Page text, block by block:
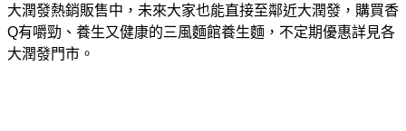
大潤發熱銷販售中，未來大家也能直接至鄰近大潤發，購買香
Q有嚼勁、養生又健康的三風麵館養生麵，不定期優惠詳見各
大潤發門市。